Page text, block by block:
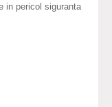
in pericol siguranta